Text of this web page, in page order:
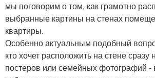
мы поговорим о том, как грамотно
выбранные картины на стенах
квартиры.
Особенно актуальным подобный
кто хочет расположить на стене сразу
постеров или семейных фотографий -